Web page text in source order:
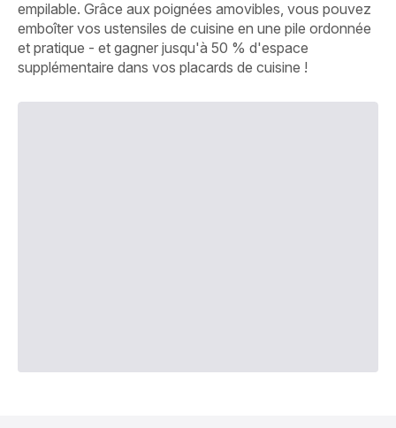
empilable. Grâce aux poignées amovibles, vous pouvez
emboîter vos ustensiles de cuisine en une pile ordonnée
et pratique - et gagner jusqu'à 50 % d'espace
supplémentaire dans vos placards de cuisine !